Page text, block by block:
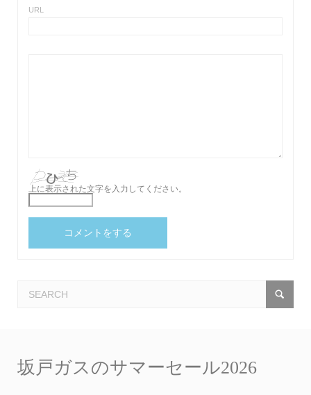
URL
上に表示された文字を入力してください。
坂戸ガスのサマーセール2026